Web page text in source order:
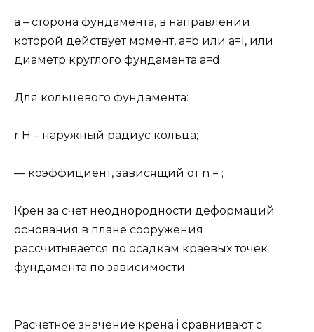
а – сторона фундамента, в направлении
которой действует момент, а=b или а=l, или
диаметр круглого фундамента а=d.
Для кольцевого фундамента:
r H – наружный радиус кольца;
— коэффициент, зависящий от n = ;
Крен за счет неоднородности деформаций
основания в плане сооружения
рассчитывается по осадкам краевых точек
фундамента по зависимости: .
Расчетное значение крена i сравнивают с